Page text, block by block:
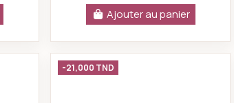
Ajouter au panier
potion - K-reine Coffret after
-21,000 TND